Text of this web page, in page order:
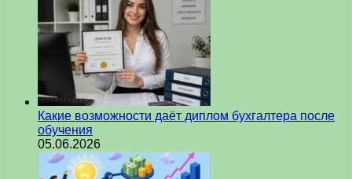
Какие возможности даёт диплом бухгалтера после
обучения
05.06.2026